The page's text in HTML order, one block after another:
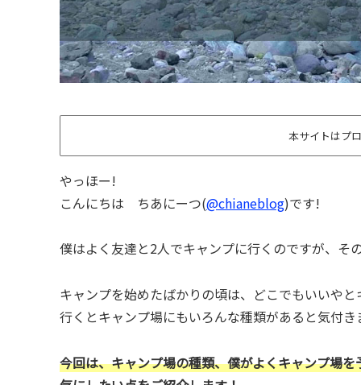
本サイトはプ
やっほー!
こんにちは ちあにーつ(@chianeblog)です!
僕はよく友達と2人でキャンプに行くのですが、そ
キャンプを始めたばかりの頃は、どこでもいいや
行くとキャンプ場にもいろんな種類があると気付き
今回は、キャンプ場の種類、僕がよくキャンプ場